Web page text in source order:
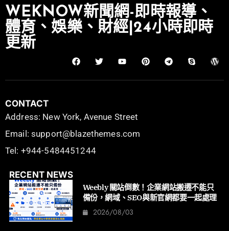
WEKNOW新聞網-即時報導、
體育、娛樂、財經|24小時即時
更新
CONTACT
Address: New York, Avenue Street
Email: support@blazethemes.com
Tel: +944-5484451244
RECENT NEWS
Weebly 關站倒數！企業網站搬遷不能只
備份，網域、SEO與新官網都要一起處理
2026/08/03